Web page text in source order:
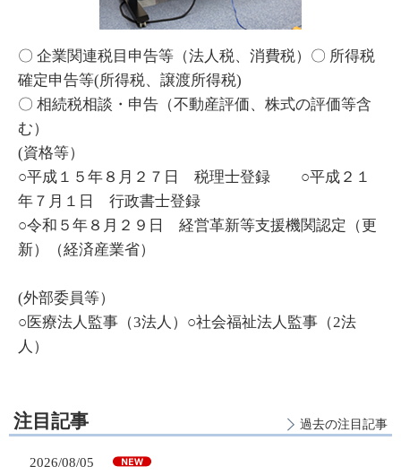
〇 企業関連税目申告等（法人税、消費税）〇 所得税
確定申告等(所得税、譲渡所得税)
〇 相続税相談・申告（不動産評価、株式の評価等含
む）
(資格等）
○平成１５年８月２７日 税理士登録 ○平成２１
年７月１日 行政書士登録
○令和５年８月２９日 経営革新等支援機関認定（更
新）（経済産業省）
(外部委員等）
○医療法人監事（3法人）○社会福祉法人監事（2法
人）
注目記事 過去の注目記事
2026/08/05